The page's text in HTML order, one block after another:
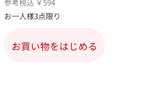
参考税込 ￥594
お一人様3点限り
お買い物をはじめる